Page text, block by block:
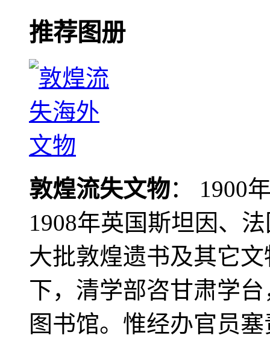
推荐图册
敦煌流失文物： 1900
1908年英国斯坦因、
大批敦煌遗书及其它
下，清学部咨甘肃学
图书馆。惟经办官员